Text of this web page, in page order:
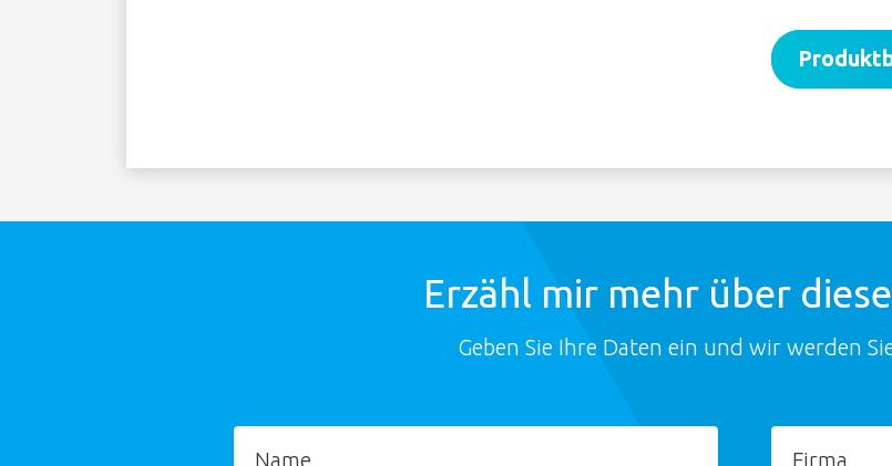
Erzähl mir mehr über
Geben Sie Ihre Daten ein und wir werden
Name Firma